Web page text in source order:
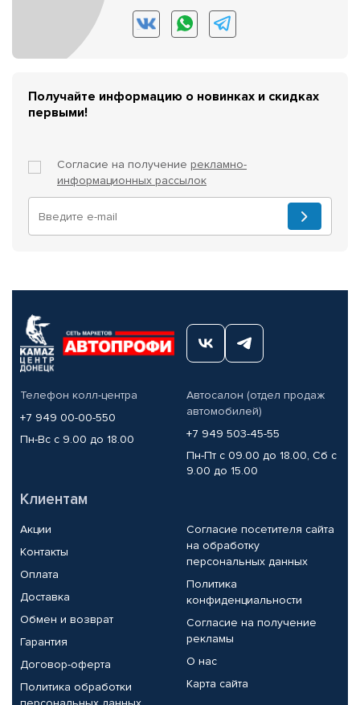
Получайте информацию о новинках и скидках
первыми!
Согласие на получение рекламно-
информационных рассылок
Телефон колл-центра
+7 949 00-00-550
Пн-Вс с 9.00 до 18.00
Автосалон (отдел продаж
автомобилей)
+7 949 503-45-55
Пн-Пт с 09.00 до 18.00, Сб с
9.00 до 15.00
Клиентам
Акции
Контакты
Оплата
Доставка
Обмен и возврат
Гарантия
Договор-оферта
Политика обработки
Согласие посетителя сайта
на обработку
персональных данных
Политика
конфиденциальности
Согласие на получение
рекламы
О нас
Карта сайта